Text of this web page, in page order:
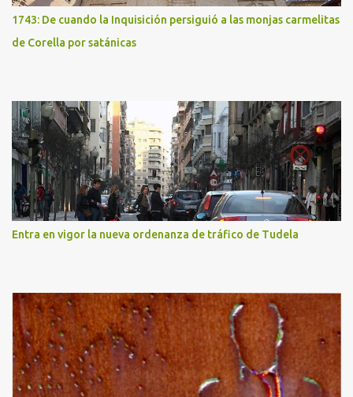
1743: De cuando la Inquisición persiguió a las monjas carmelitas
de Corella por satánicas
Entra en vigor la nueva ordenanza de tráfico de Tudela